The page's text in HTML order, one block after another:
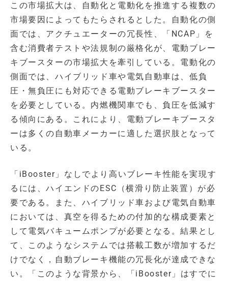
この市場拡大は、自動化と電動化を推進する複数の
市場要因によってもたらされるとした。自動化の側
面では、アクチュエーターの冗長性、「NCAP」を
含む消費者テストや法規制の厳格化が、電動ブレー
キブースターの市場拡大を牽引している。電動化の
側面では、ハイブリッド車や電気自動車は、低負
圧・無負圧にも対応できる電動ブレーキブースター
を必要としている。内燃機関車でも、負圧を低減す
る傾向にある。これにより、電動ブレーキブースタ
ーは多くの自動車メーカーに適した選択肢となって
いる。
「iBooster」なしでより高いブレーキ性能を実現す
るには、ハイエンドのESC（横滑り防止装置）が必
要である。また、ハイブリッド車および電気自動車
においては、真空を得るための付加的な構成要素と
して電気バキュームポンプが必要となる。結果とし
て、このようなシステムでは搭載工数が増加するだ
けでなく，自動ブレーキ機能の冗長化が達成できな
い。「このような背景から、「iBooster」はすでに